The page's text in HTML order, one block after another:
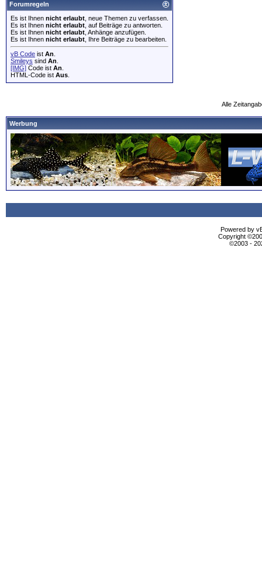
Forumregeln
Es ist Ihnen nicht erlaubt , neue Themen zu verfassen.
Es ist Ihnen nicht erlaubt , auf Beiträge zu antworten.
Es ist Ihnen nicht erlaubt , Anhänge anzufügen.
Es ist Ihnen nicht erlaubt , Ihre Beiträge zu bearbeiten.
vB Code ist An
Smileys sind An
[IMG] Code ist An
HTML-Code ist Aus
Alle
Werbung
Powered by
Copyright
©2003 -